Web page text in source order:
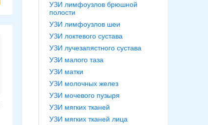
УЗИ лимфоузлов брюшной
полости
УЗИ лимфоузлов шеи
УЗИ локтевого сустава
УЗИ лучезапястного сустава
УЗИ малого таза
УЗИ матки
УЗИ молочных желез
УЗИ мочевого пузыря
УЗИ мягких тканей
УЗИ мягких тканей лица